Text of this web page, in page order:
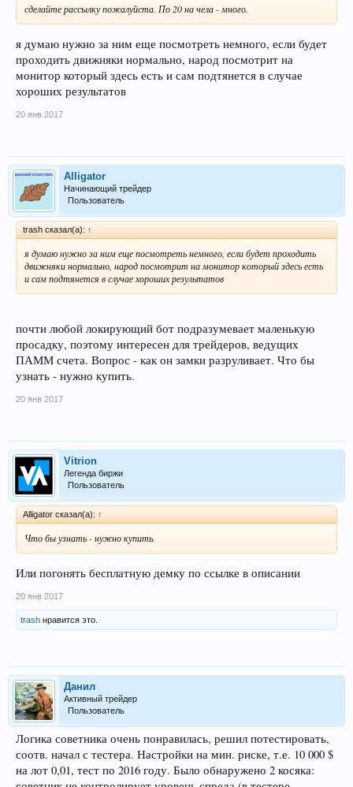
сделайте рассылку пожалуйста. По 20 на чела - много.
я думаю нужно за ним еще посмотреть немного, если будет
проходить движняки нормально, народ посмотрит на
монитор который здесь есть и сам подтянется в случае
хороших результатов
20 янв 2017
Alligator
Начинающий трейдер
Пользователь
trash сказал(а): ↑
я думаю нужно за ним еще посмотреть немного, если будет проходить
движняки нормально, народ посмотрит на монитор который здесь есть
и сам подтянется в случае хороших результатов
почти любой локирующий бот подразумевает маленькую
просадку, поэтому интересен для трейдеров, ведущих
ПАММ счета. Вопрос - как он замки разруливает. Что бы
узнать - нужно купить.
20 янв 2017
Vitrion
Легенда биржи
Пользователь
Alligator сказал(а): ↑
Что бы узнать - нужно купить.
Или погонять бесплатную демку по ссылке в описании
20 янв 2017
trash нравится это.
Данил
Активный трейдер
Пользователь
Логика советника очень понравилась, решил потестировать,
соотв. начал с тестера. Настройки на мин. риске, т.е. 10 000 $
на лот 0,01, тест по 2016 году. Было обнаружено 2 косяка: